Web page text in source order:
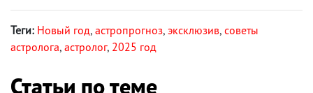
Теги: Новый год, астропрогноз, эксклюзив, советы
астролога, астролог, 2025 год
Статьи по теме